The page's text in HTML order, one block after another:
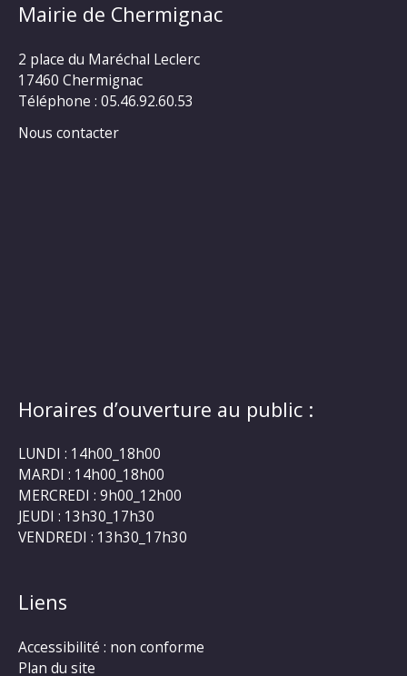
Mairie de Chermignac
2 place du Maréchal Leclerc
17460 Chermignac
Téléphone : 05.46.92.60.53
Nous contacter
Horaires d’ouverture au public :
LUNDI : 14h00_18h00
MARDI : 14h00_18h00
MERCREDI : 9h00_12h00
JEUDI : 13h30_17h30
VENDREDI : 13h30_17h30
Liens
Accessibilité : non conforme
Plan du site